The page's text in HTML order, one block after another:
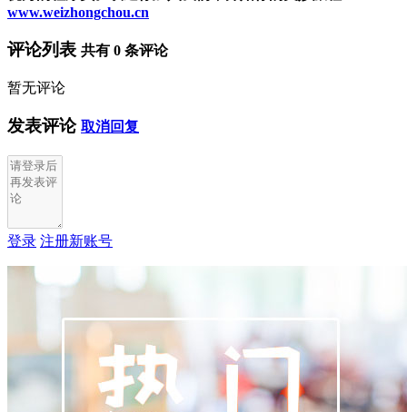
www.weizhongchou.cn
评论列表 共有 0 条评论
暂无评论
发表评论 取消回复
登录 注册新账号